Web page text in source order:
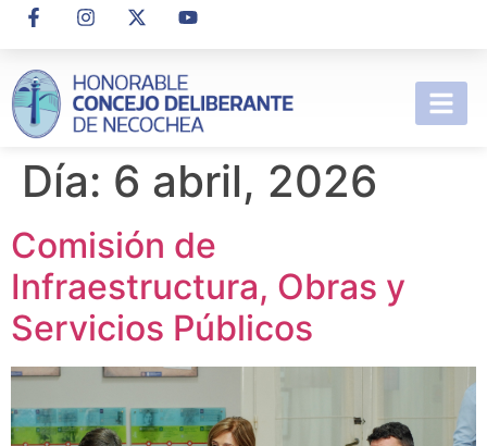
Día: 6 abril, 2026
Comisión de
Infraestructura, Obras y
Servicios Públicos